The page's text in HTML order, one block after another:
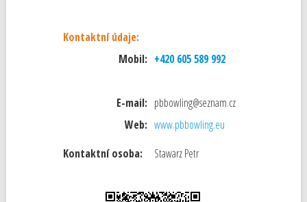
Kontaktní údaje:
Mobil: +420 605 589 992
E-mail: pbbowling@seznam.cz
Web: www.pbbowling.eu
Kontaktní osoba:
Stawarz Petr